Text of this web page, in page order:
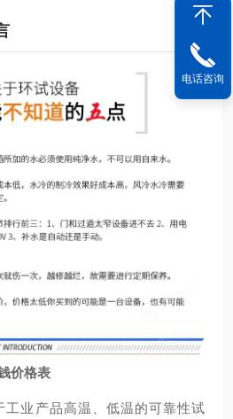
价格表
工业产品高温、低温的可靠性试
电话咨询